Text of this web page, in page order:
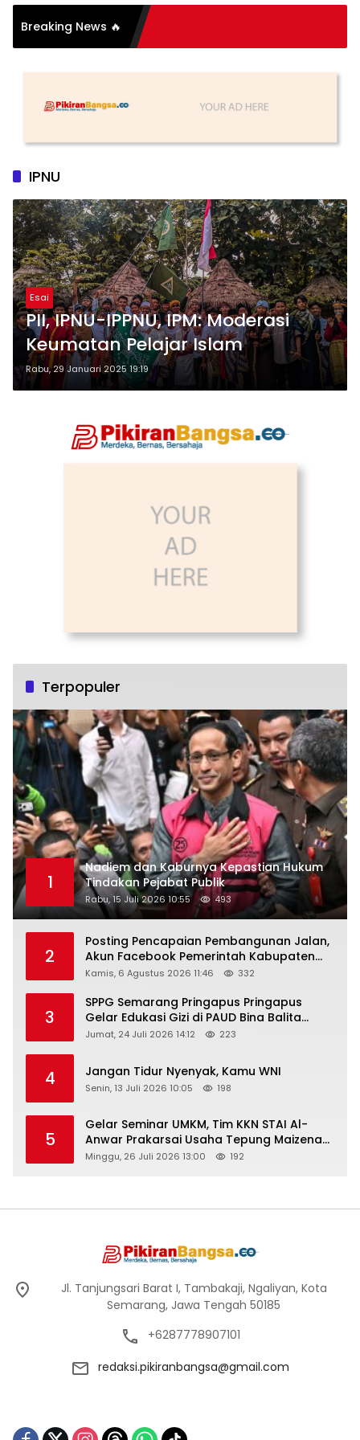
Breaking News 🔥
Organisasi: Antara
Substansi
IPNU
Esai
PII, IPNU-IPPNU, IPM: Moderasi
Keumatan Pelajar Islam
Rabu, 29 Januari 2025 19:19
Terpopuler
1
Nadiem dan Kaburnya Kepastian Hukum
Tindakan Pejabat Publik
Rabu, 15 Juli 2026 10:55 493
2
Posting Pencapaian Pembangunan Jalan,
Akun Facebook Pemerintah Kabupaten
Rembang “Dirujak” Warganet
Kamis, 6 Agustus 2026 11:46 332
3
SPPG Semarang Pringapus Pringapus
Gelar Edukasi Gizi di PAUD Bina Balita
Peringati Hari Anak Nasional 2026
Jumat, 24 Juli 2026 14:12 223
4 Jangan Tidur Nyenyak, Kamu WNI
Senin, 13 Juli 2026 10:05 198
5
Gelar Seminar UMKM, Tim KKN STAI Al-
Anwar Prakarsai Usaha Tepung Maizena
di Logung
Minggu, 26 Juli 2026 13:00 192
Jl. Tanjungsari Barat I, Tambakaji, Ngaliyan, Kota
Semarang, Jawa Tengah 50185
+6287778907101
redaksi.pikiranbangsa@gmail.com